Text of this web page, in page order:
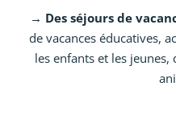
→ Des séjours de
de vacances éducatives,
les enfants et les